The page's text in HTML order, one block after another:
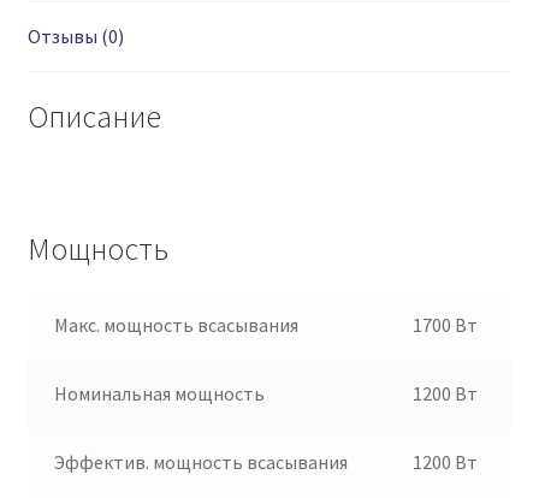
Отзывы (0)
Описание
Мощность
Макс. мощность всасывания 1700 Вт
Номинальная мощность 1200 Вт
Эффектив. мощность всасывания 1200 Вт